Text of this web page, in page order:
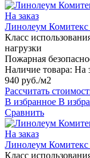
На заказ
Линолеум
Класс
нагрузки
Пожарная
Наличие товара: На
940 руб./м2
Рассчитать
В избранное В
Сравнить
На заказ
Линолеум
Класс